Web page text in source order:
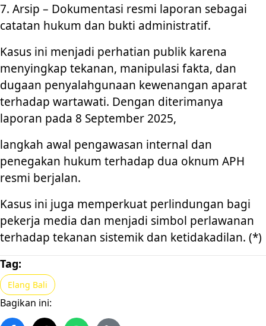
7. Arsip – Dokumentasi resmi laporan sebagai
catatan hukum dan bukti administratif.
Kasus ini menjadi perhatian publik karena
menyingkap tekanan, manipulasi fakta, dan
dugaan penyalahgunaan kewenangan aparat
terhadap wartawati. Dengan diterimanya
laporan pada 8 September 2025,
langkah awal pengawasan internal dan
penegakan hukum terhadap dua oknum APH
resmi berjalan.
Kasus ini juga memperkuat perlindungan bagi
pekerja media dan menjadi simbol perlawanan
terhadap tekanan sistemik dan ketidakadilan. (*)
Tag:
Elang Bali
Bagikan ini: